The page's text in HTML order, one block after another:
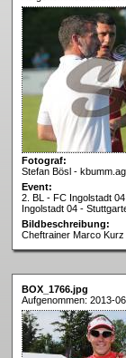
Fotograf:
Stefan Bösl -
Event:
2. BL - FC Ingolstadt
Ingolstadt 04 -
Bildbeschreibung:
Cheftrainer Marco
BOX_1766.jpg
Aufgenommen: 2013-